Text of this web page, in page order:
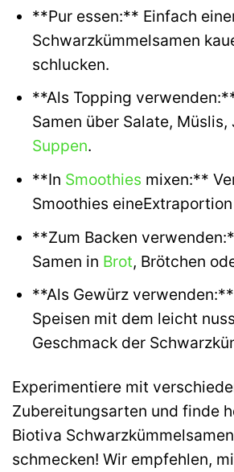
**Pur essen:** Einfach
Schwarzkümmelsamen
schlucken.
**Als Topping
Samen über Salate,
Suppen.
**In Smoothies mixen:**
Smoothies
**Zum Backen
Samen in Brot, Brötchen
**Als Gewürz
Speisen mit dem leicht
Geschmack der
Experimentiere mit
Zubereitungsarten und finde
Biotiva
schmecken! Wir empfehlen,